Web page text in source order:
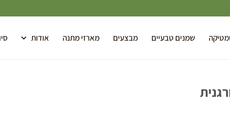
שמנים טבעיים מבצעים מארזי מתנה אודות